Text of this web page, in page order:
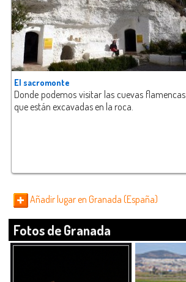
El sacromonte
Donde podemos visitar las cuevas flamencas
que están excavadas en la roca.
Añadir lugar en Granada (España)
Fotos de Granada